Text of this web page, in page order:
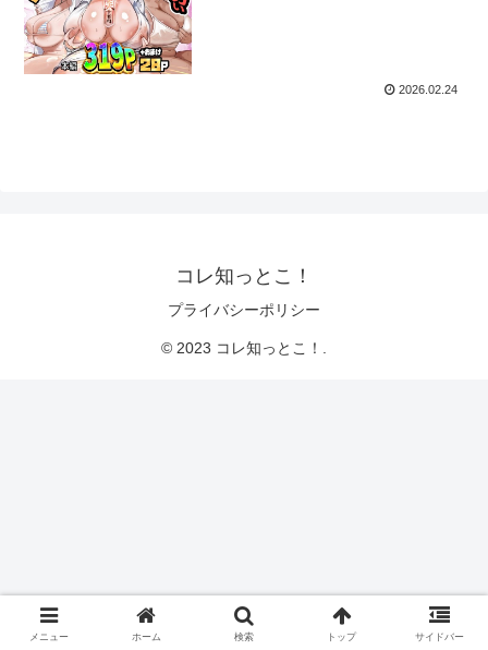
2026.02.24
コレ知っとこ！
プライバシーポリシー
© 2023 コレ知っとこ！.
メニュー ホーム 検索 トップ サイドバー